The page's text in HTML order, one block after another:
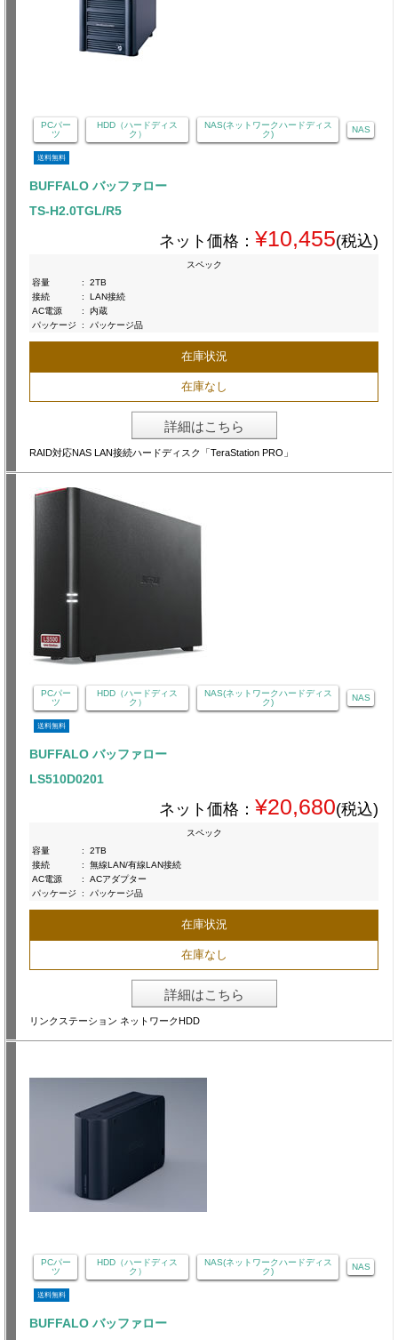
PCパー
ツ
HDD（ハードディス
ク）
NAS(ネットワークハードディス
ク)
NAS
送料無料
BUFFALO バッファロー
TS-H2.0TGL/R5
ネット価格： ¥10,455(税込)
スペック
容量
:
2TB
接続
:
LAN接続
AC電源
:
内蔵
パッケージ
: パッケージ品
在庫状況
在庫なし
詳細はこちら
RAID対応NAS LAN接続ハードディスク「TeraStation PRO」
PCパー
ツ
HDD（ハードディス
ク）
NAS(ネットワークハードディス
ク)
NAS
送料無料
BUFFALO バッファロー
LS510D0201
ネット価格： ¥20,680(税込)
スペック
容量
:
2TB
接続
:
無線LAN/有線LAN接続
AC電源
:
ACアダプター
パッケージ
: パッケージ品
在庫状況
在庫なし
詳細はこちら
リンクステーション ネットワークHDD
PCパー
ツ
HDD（ハードディス
ク）
NAS(ネットワークハードディス
ク)
NAS
送料無料
BUFFALO バッファロー